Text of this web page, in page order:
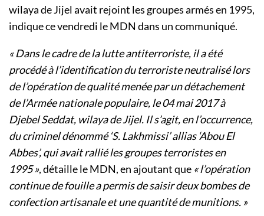
wilaya de Jijel avait rejoint les groupes armés en 1995,
indique ce vendredi le MDN dans un communiqué.
« Dans le cadre de la lutte antiterroriste, il a été
procédé à l’identification du terroriste neutralisé lors
de l’opération de qualité menée par un détachement
de l’Armée nationale populaire, le 04 mai 2017 à
Djebel Seddat, wilaya de Jijel. Il s’agit, en l’occurrence,
du criminel dénommé ‘S. Lakhmissi’ allias ‘Abou El
Abbes’, qui avait rallié les groupes terroristes en
1995 », détaille le MDN, en ajoutant que « l’opération
continue de fouille a permis de saisir deux bombes de
confection artisanale et une quantité de munitions. »